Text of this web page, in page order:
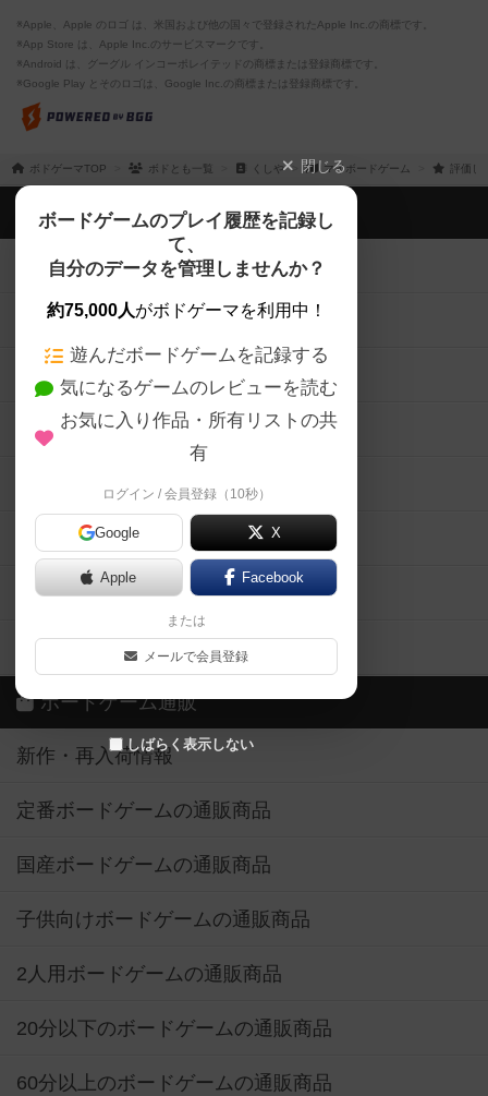
※Apple、Apple のロゴ は、米国および他の国々で登録されたApple Inc.の商標です。
※App Store は、Apple Inc.のサービスマークです。
※Android は、グーグル インコーポレイテッドの商標または登録商標です。
※Google Play とそのロゴは、Google Inc.の商標または登録商標です。
ボドゲーマTOP ボドとも一覧 くしや マイボードゲーム 評価し
閉じる
ボードゲームのプレイ履歴を記録し
て、
自分のデータを管理しませんか？
約75,000人がボドゲーマを利用中！
遊んだボードゲームを記録する
気になるゲームのレビューを読む
お気に入り作品・所有リストの共
有
ログイン / 会員登録（10秒）
Google X
Apple Facebook
または
メールで会員登録
しばらく表示しない
ボドゲーマTOP
ボードゲームを検索する
ボードゲームの新着レビュー
ボードゲーム会情報
メカニクス特集
掲示板・トピックス
ボドとも・会員一覧
ボードゲーム業界コラム
ボドゲーマご利用案内
ボードゲーム通販
新作・再入荷情報
定番ボードゲームの通販商品
国産ボードゲームの通販商品
子供向けボードゲームの通販商品
2人用ボードゲームの通販商品
20分以下のボードゲームの通販商品
60分以上のボードゲームの通販商品